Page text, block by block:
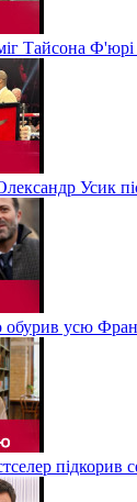
Тайсона Ф'юрі
Усик
усю
підкорив